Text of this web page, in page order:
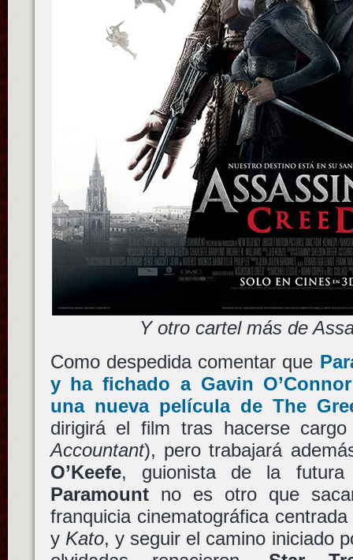
Y otro cartel más de
Como despedida comentar que
y ha fichado a Gavin O’Connor
una nueva película de The
dirigirá el film tras hacerse
Accountant), pero trabajará
O’Keefe, guionista de la
Paramountno es otro que
franquicia cinematográfica
y Kato, y seguir el camino iniciado